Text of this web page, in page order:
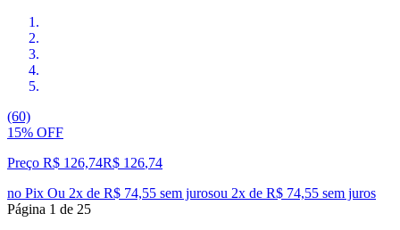
(60)
15% OFF
Preço R$ 126,74R$ 126,74
no Pix Ou 2x de R$ 74,55 sem jurosou 2x de R$ 74,55 sem juros
Página 1 de 25